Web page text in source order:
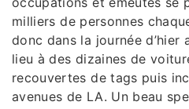
milliers de personnes
donc dans la journée d’hier
lieu à des dizaines de
recouvertes de tags puis
avenues de LA. Un beau